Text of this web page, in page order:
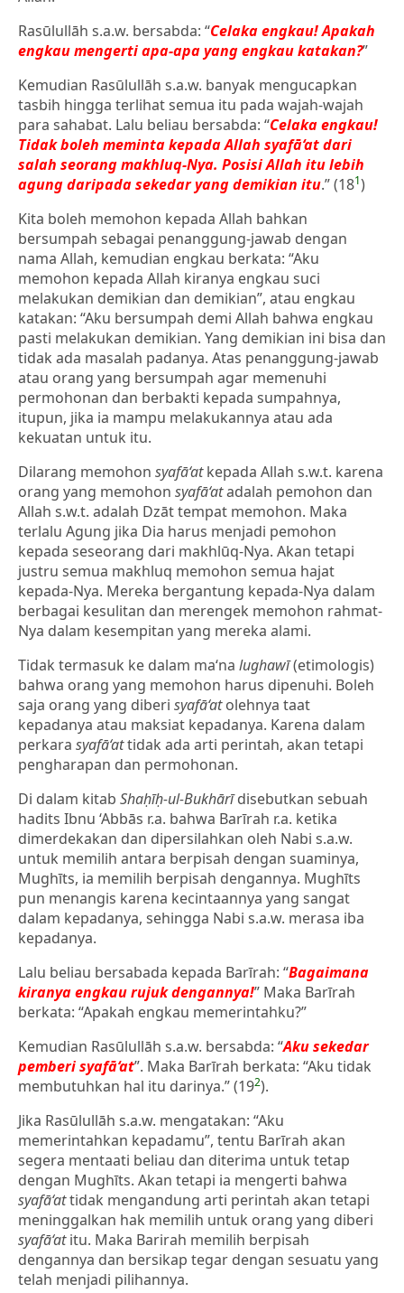
Rasūlullāh s.a.w. bersabda: “Celaka engkau! Apakah
engkau mengerti apa-apa yang engkau katakan?”
Kemudian Rasūlullāh s.a.w. banyak mengucapkan
tasbih hingga terlihat semua itu pada wajah-wajah
para sahabat. Lalu beliau bersabda: “Celaka engkau!
Tidak boleh meminta kepada Allah syafā‘at dari
salah seorang makhluq-Nya. Posisi Allah itu lebih
agung daripada sekedar yang demikian itu.” (181)
Kita boleh memohon kepada Allah bahkan
bersumpah sebagai penanggung-jawab dengan
nama Allah, kemudian engkau berkata: “Aku
memohon kepada Allah kiranya engkau suci
melakukan demikian dan demikian”, atau engkau
katakan: “Aku bersumpah demi Allah bahwa engkau
pasti melakukan demikian. Yang demikian ini bisa dan
tidak ada masalah padanya. Atas penanggung-jawab
atau orang yang bersumpah agar memenuhi
permohonan dan berbakti kepada sumpahnya,
itupun, jika ia mampu melakukannya atau ada
kekuatan untuk itu.
Dilarang memohon syafā‘atkepada Allah s.w.t. karena
orang yang memohon syafā‘atadalah pemohon dan
Allah s.w.t. adalah Dzāt tempat memohon. Maka
terlalu Agung jika Dia harus menjadi pemohon
kepada seseorang dari makhlūq-Nya. Akan tetapi
justru semua makhluq memohon semua hajat
kepada-Nya. Mereka bergantung kepada-Nya dalam
berbagai kesulitan dan merengek memohon rahmat-
Nya dalam kesempitan yang mereka alami.
Tidak termasuk ke dalam ma‘na lughawī(etimologis)
bahwa orang yang memohon harus dipenuhi. Boleh
saja orang yang diberi syafā‘atolehnya taat
kepadanya atau maksiat kepadanya. Karena dalam
perkara syafā‘attidak ada arti perintah, akan tetapi
pengharapan dan permohonan.
Di dalam kitab Shaḥīḥ-ul-Bukhārīdisebutkan sebuah
hadits Ibnu ‘Abbās r.a. bahwa Barīrah r.a. ketika
dimerdekakan dan dipersilahkan oleh Nabi s.a.w.
untuk memilih antara berpisah dengan suaminya,
Mughīts, ia memilih berpisah dengannya. Mughīts
pun menangis karena kecintaannya yang sangat
dalam kepadanya, sehingga Nabi s.a.w. merasa iba
kepadanya.
Lalu beliau bersabada kepada Barīrah: “Bagaimana
kiranya engkau rujuk dengannya!” Maka Barīrah
berkata: “Apakah engkau memerintahku?”
Kemudian Rasūlullāh s.a.w. bersabda: “Aku sekedar
pemberi syafā‘at”. Maka Barīrah berkata: “Aku tidak
membutuhkan hal itu darinya.” (192).
Jika Rasūlullāh s.a.w. mengatakan: “Aku
memerintahkan kepadamu”, tentu Barīrah akan
segera mentaati beliau dan diterima untuk tetap
dengan Mughīts. Akan tetapi ia mengerti bahwa
syafā‘attidak mengandung arti perintah akan tetapi
meninggalkan hak memilih untuk orang yang diberi
syafā‘atitu. Maka Barirah memilih berpisah
dengannya dan bersikap tegar dengan sesuatu yang
telah menjadi pilihannya.